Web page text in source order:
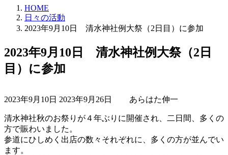
HOME
日々の活動
2023年9月10日 清水神社例大祭（2日目）に参加
2023年9月10日 清水神社例大祭（2日
目）に参加
2023年9月10日 終
更
新
日
時
2023年9月26日 あらはた伸一
清水神社秋のお祭りが４年ぶりに開催され、二日間、多くの
方で賑わいました。
参道にひしめく出店の数々それぞれに、多くの方が並んでい
ます。